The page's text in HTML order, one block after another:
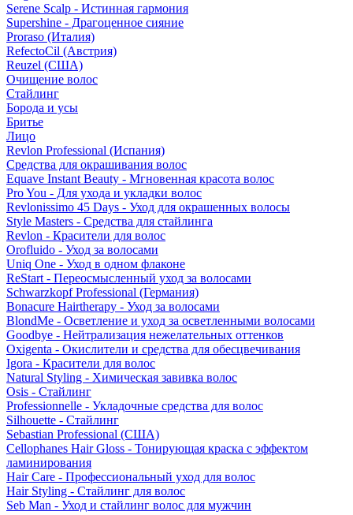
Serene Scalp - Истинная гармония
Supershine - Драгоценное сияние
Proraso (Италия)
RefectoCil (Австрия)
Reuzel (США)
Очищение волос
Стайлинг
Борода и усы
Бритье
Лицо
Revlon Professional (Испания)
Средства для окрашивания волос
Equave Instant Beauty - Мгновенная красота волос
Pro You - Для ухода и укладки волос
Revlonissimo 45 Days - Уход для окрашенных волосы
Style Masters - Средства для стайлинга
Revlon - Красители для волос
Orofluido - Уход за волосами
Uniq One - Уход в одном флаконе
ReStart - Переосмысленный уход за волосами
Schwarzkopf Professional (Германия)
Bonacure Hairtherapy - Уход за волосами
BlondMe - Осветление и уход за осветленными волосами
Goodbye - Нейтрализация нежелательных оттенков
Oxigenta - Окислители и средства для обесцвечивания
Igora - Красители для волос
Natural Styling - Химическая завивка волос
Osis - Стайлинг
Professionnelle - Укладочные средства для волос
Silhouette - Стайлинг
Sebastian Professional (США)
Cellophanes Hair Gloss - Тонирующая краска с эффектом
ламинирования
Hair Care - Профессиональный уход для волос
Hair Styling - Стайлинг для волос
Seb Man - Уход и стайлинг волос для мужчин